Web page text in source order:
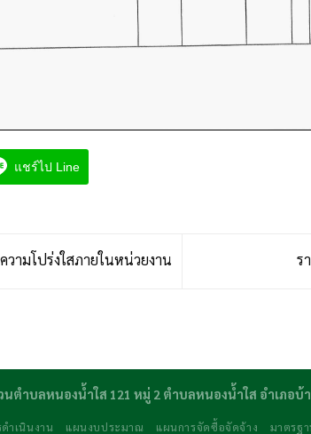
แชร์ไป Line
วามโปร่งใสภายในหน่วยงาน ร
ตำบลหนองน้ำใส 121 หมู่ 2 ตำบลหนองน้ำใส อำเภอบ้
ำเนินงาน แผนงบประมาณ แผนการจัดซื้อจัดจ้าง มาตรฐ